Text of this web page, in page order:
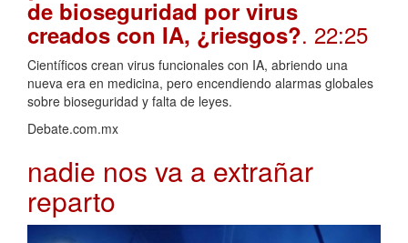
de bioseguridad por virus
creados con IA, ¿riesgos?. 22:25
Científicos crean virus funcionales con IA, abriendo una
nueva era en medicina, pero encendiendo alarmas globales
sobre bioseguridad y falta de leyes.
Debate.com.mx
nadie nos va a extrañar
reparto